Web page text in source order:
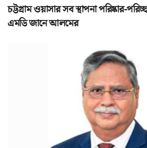
চট্টগ্রাম ওয়াসার সব স্থাপনা পরিষ্কার-
এমডি জানে আলমের